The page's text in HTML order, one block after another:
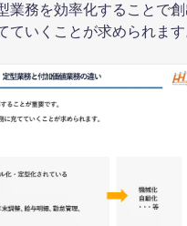
業務を効率化することで創
いくことが求められます